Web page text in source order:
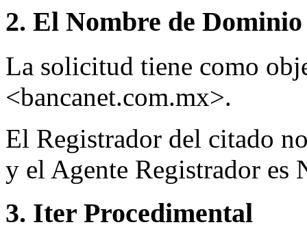
2. El Nombre de
La solicitud tiene como
<bancanet.com.mx>.
El Registrador del citado
y el Agente Registrador
3. Iter Procedimental